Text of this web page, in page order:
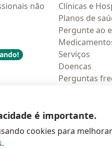
não
Clínicas e
Planos de
Pergunte ao
Serviços
Doencas
Perguntas
é importante.
cookies para
.